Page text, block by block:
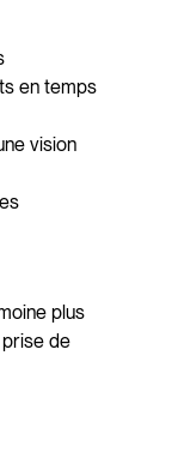
en temps
vision
plus
de